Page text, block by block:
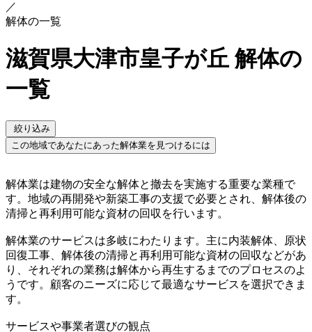
／
解体の一覧
滋賀県大津市皇子が丘 解体の
一覧
絞り込み
この地域であなたにあった解体業を見つけるには
解体業は建物の安全な解体と撤去を実施する重要な業種で
す。地域の再開発や新築工事の支援で必要とされ、解体後の
清掃と再利用可能な資材の回収を行います。
解体業のサービスは多岐にわたります。主に内装解体、原状
回復工事、解体後の清掃と再利用可能な資材の回収などがあ
り、それぞれの業務は解体から再生するまでのプロセスのよ
うです。顧客のニーズに応じて最適なサービスを選択できま
す。
サービスや事業者選びの観点